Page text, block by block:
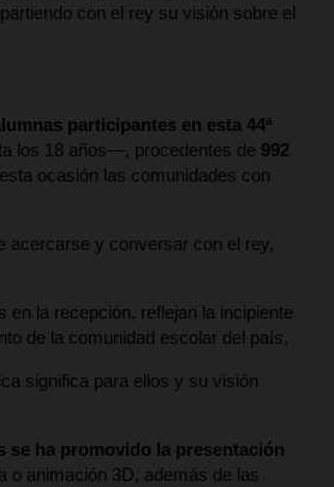
con el rey su visión sobre el
participantes en esta 44ª
los 18 años—, procedentes de 992
ocasión las comunidades con
acercarse y conversar con el rey,
la recepción, reflejan la incipiente
de la comunidad escolar del país.
significa para ellos y su visión
se ha promovido la presentación
o animación 3D, además de las